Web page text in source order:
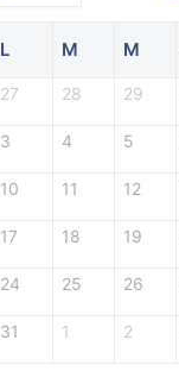
L M M
27 28 29
3 4 5
10 11 12
17 18 19
24 25 26
31 1 2